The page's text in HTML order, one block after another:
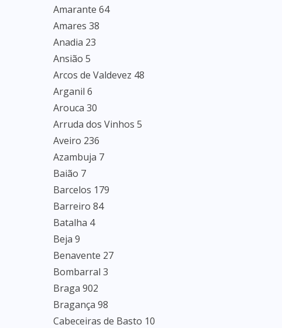
Amarante 64
Amares 38
Anadia 23
Ansião 5
Arcos de Valdevez 48
Arganil 6
Arouca 30
Arruda dos Vinhos 5
Aveiro 236
Azambuja 7
Baião 7
Barcelos 179
Barreiro 84
Batalha 4
Beja 9
Benavente 27
Bombarral 3
Braga 902
Bragança 98
Cabeceiras de Basto 10